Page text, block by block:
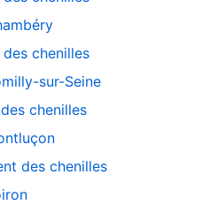
chenilles
sur-Seine
chenilles
des chenilles